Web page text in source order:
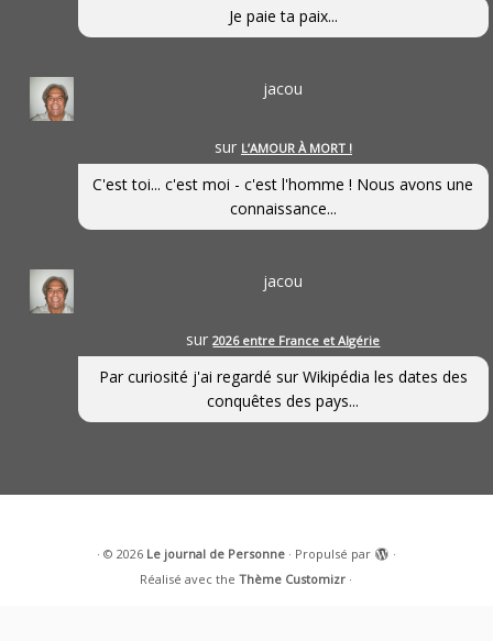
Je paie ta paix...
jacou
sur L’AMOUR À MORT !
C'est toi... c'est moi - c'est l'homme ! Nous avons une
connaissance...
jacou
sur2026 entre France et Algérie
Par curiosité j'ai regardé sur Wikipédia les dates des
conquêtes des pays...
· © 2026 Le journal de Personne· Propulsé par
·
Réalisé avec theThème Customizr ·